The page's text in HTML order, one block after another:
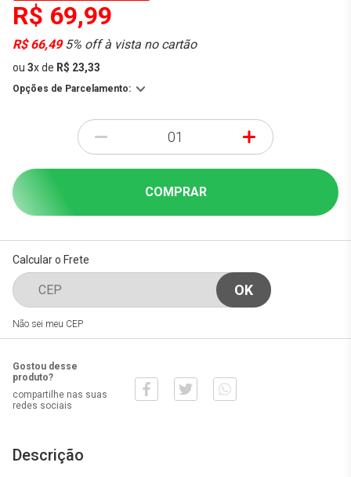
R$ 69,99
R$ 66,495% off à vista no cartão
ou 3xde R$ 23,33
Opções de Parcelamento:
- +
COMPRAR
Calcular o Frete
Não sei meu CEP
Gostou desse
produto?
compartilhe nas suas
redes sociais
Descrição